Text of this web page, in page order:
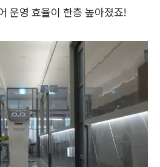
운영 효율이 한층 높아졌죠!